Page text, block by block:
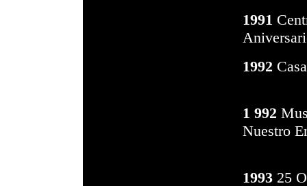
1991
1992
1 992
Nuestro
1993 25